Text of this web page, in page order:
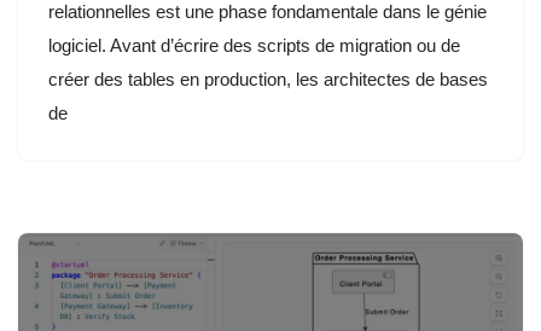
relationnelles est une phase fondamentale dans le génie
logiciel. Avant d’écrire des scripts de migration ou de
créer des tables en production, les architectes de bases
de